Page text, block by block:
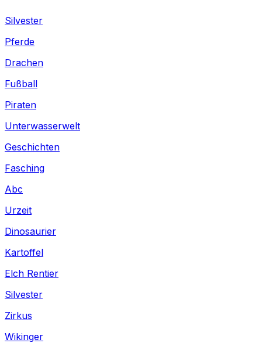
Silvester
Pferde
Drachen
Fußball
Piraten
Unterwasserwelt
Geschichten
Fasching
Abc
Urzeit
Dinosaurier
Kartoffel
Elch Rentier
Silvester
Zirkus
Wikinger